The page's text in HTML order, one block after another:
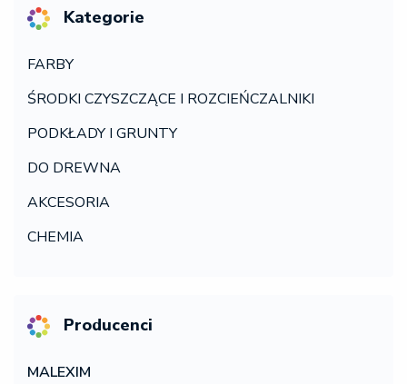
Kategorie
FARBY
ŚRODKI CZYSZCZĄCE I ROZCIEŃCZALNIKI
PODKŁADY I GRUNTY
DO DREWNA
AKCESORIA
CHEMIA
Producenci
MALEXIM